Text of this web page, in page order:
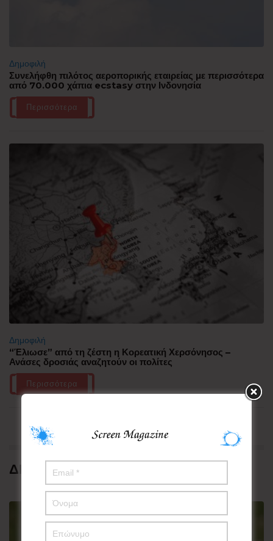
Δημοφιλή
Συνελήφθη πιλότος αεροπορικής εταιρείας με περισσότερα
από 70.000 χάπια ecstasy στην Ινδονησία
Περισσότερα
Δημοφιλή
“Έλιωσε” από τη ζέστη η Κορεατική Χερσόνησος –
Ανάσες δροσιάς αναζητούν οι πολίτες
Περισσότερα
ΔΗΜΟΦΙΛΗ